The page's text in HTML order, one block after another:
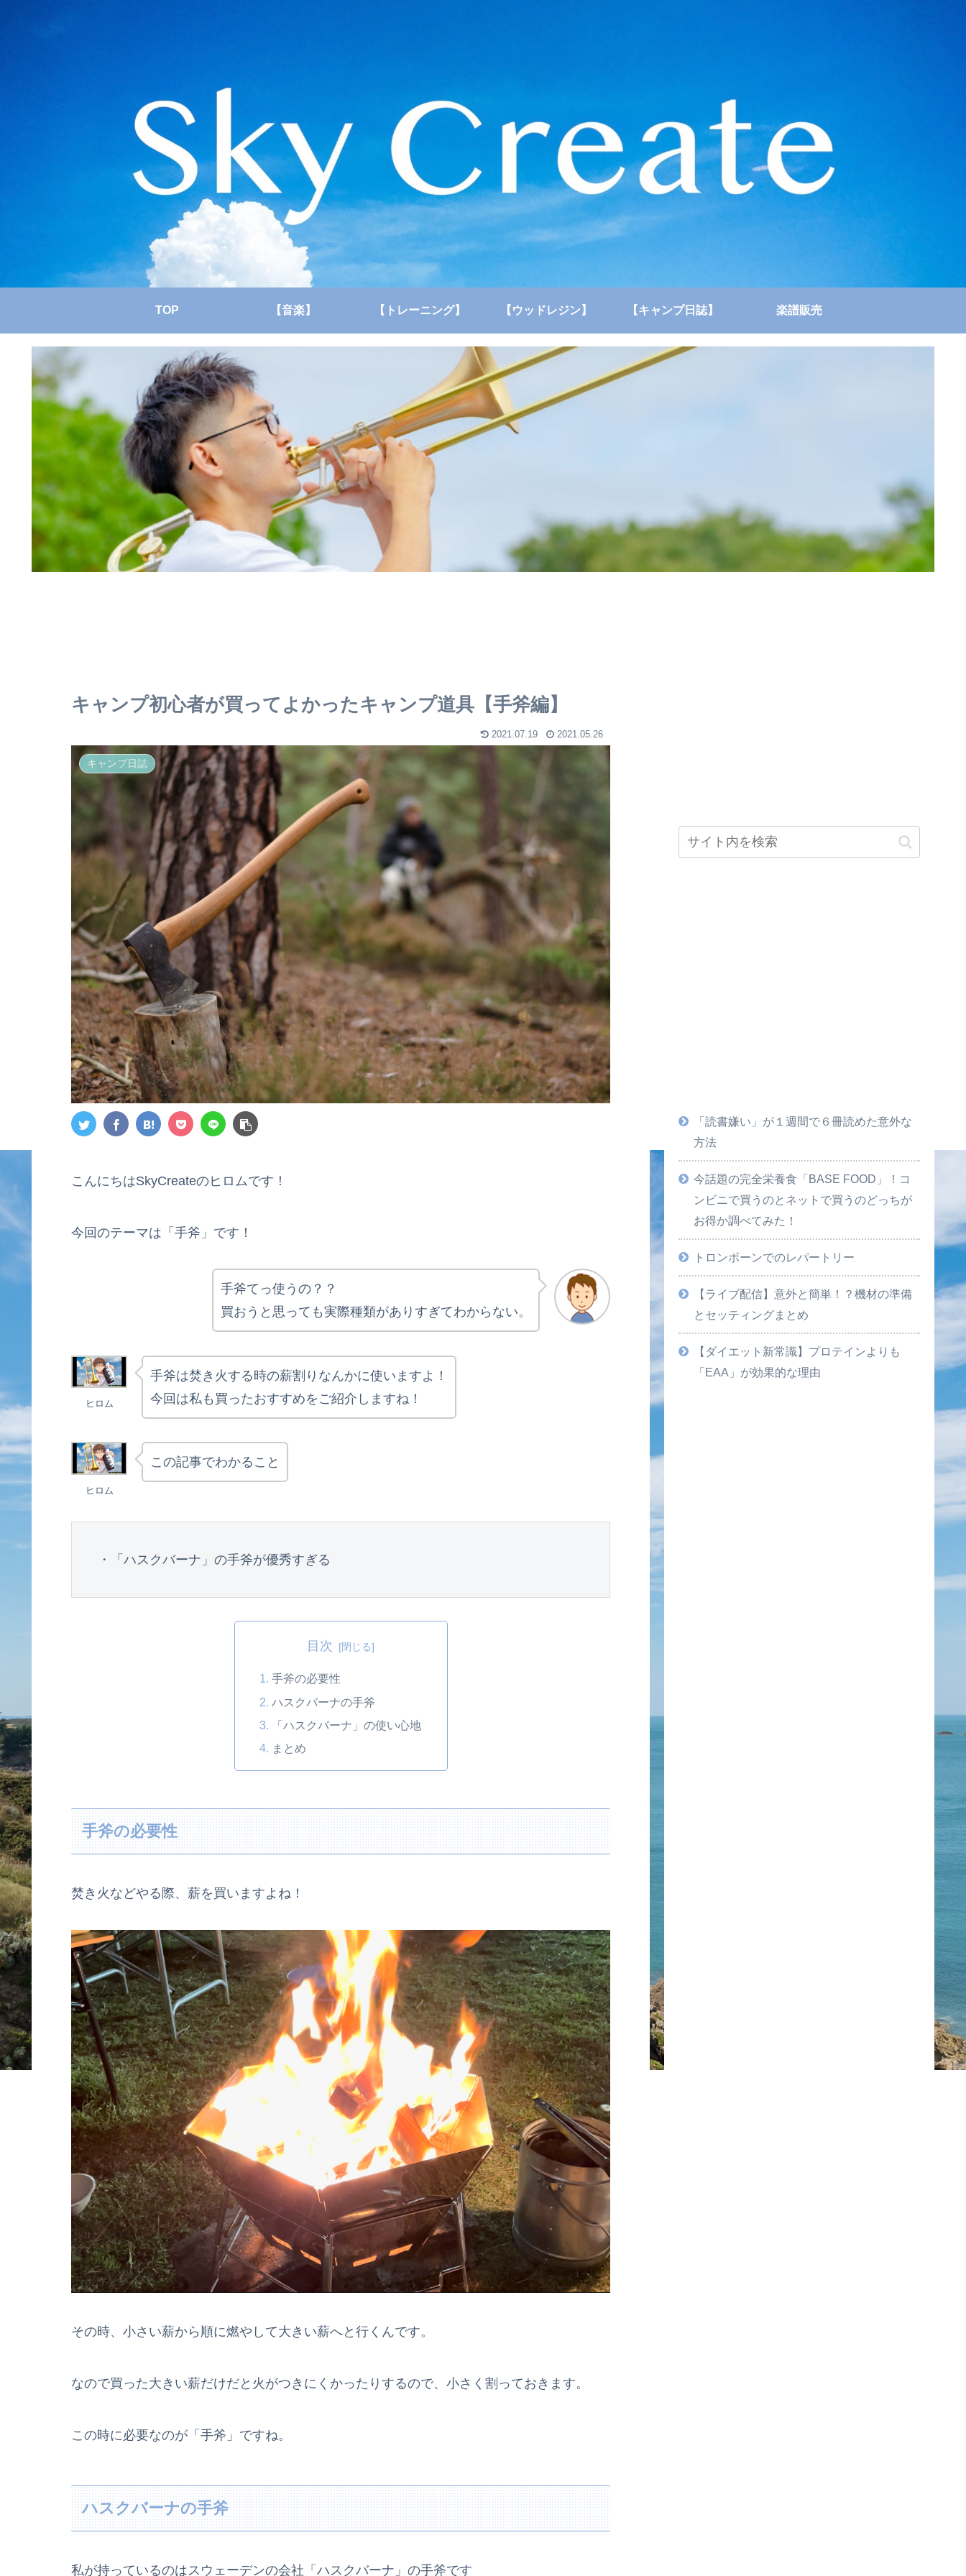
TOP 【音楽】 【トレーニング】 【ウッドレジン】 【キャンプ日誌】 楽譜販売
キャンプ初心者が買ってよかったキャンプ道具【手斧編】
2021.07.19 2021.05.26
キャンプ日誌
こんにちはSkyCreateのヒロムです！
今回のテーマは「手斧」です！
手斧てっ使うの？？
買おうと思っても実際種類がありすぎてわからない。
ヒロム
手斧は焚き火する時の薪割りなんかに使いますよ！
今回は私も買ったおすすめをご紹介しますね！
ヒロム
この記事でわかること
・「ハスクバーナ」の手斧が優秀すぎる
目次
手斧の必要性
ハスクバーナの手斧
「ハスクバーナ」の使い心地
まとめ
手斧の必要性
焚き火などやる際、薪を買いますよね！
その時、小さい薪から順に燃やして大きい薪へと行くんです。
なので買った大きい薪だけだと火がつきにくかったりするので、小さく割っておきます。
この時に必要なのが「手斧」ですね。
ハスクバーナの手斧
私が持っているのはスウェーデンの会社「ハスクバーナ」の手斧です
「読書嫌い」が１週間で６冊読めた意外な
方法
今話題の完全栄養食「BASE FOOD」！コ
ンビニで買うのとネットで買うのどっちが
お得か調べてみた！
トロンボーンでのレパートリー
【ライブ配信】意外と簡単！？機材の準備
とセッティングまとめ
【ダイエット新常識】プロテインよりも
「EAA」が効果的な理由